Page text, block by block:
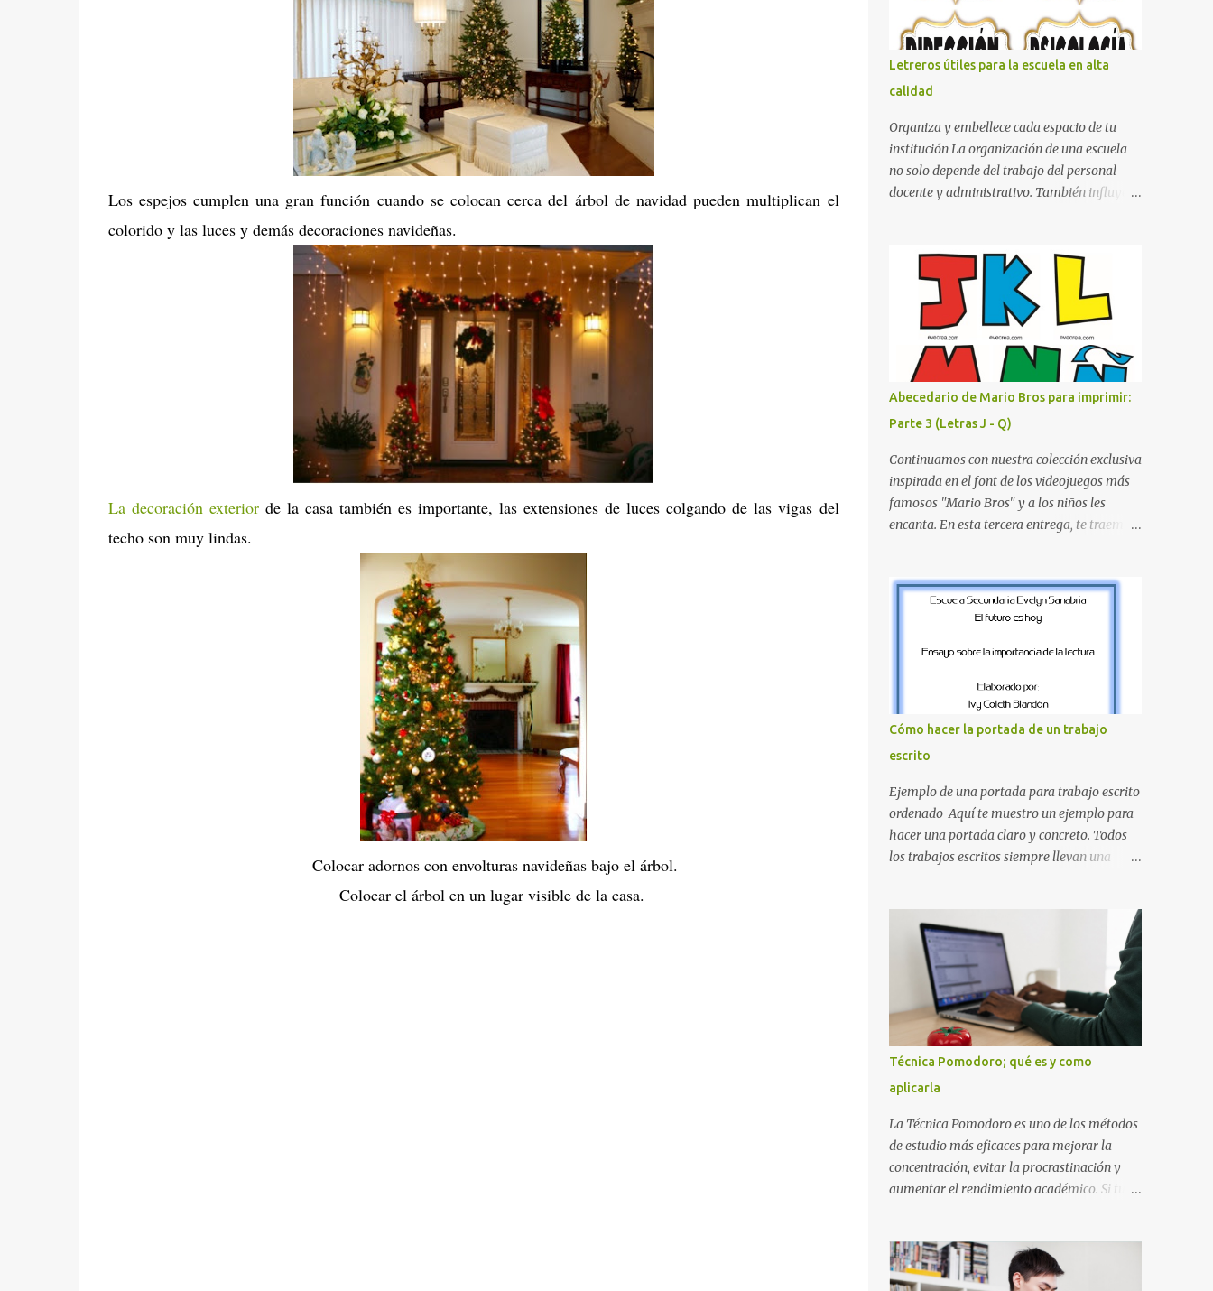
Los espejos cumplen una gran función cuando se colocan cerca del árbol de navidad pueden multiplican el
colorido y las luces y demás decoraciones navideñas.
La decoración exteriorde la casa también es importante, las extensiones de luces colgando de las vigas del
techo son muy lindas.
Colocar adornos con envolturas navideñas bajo el árbol.
Colocar el árbol en un lugar visible de la casa.
reconocido por décadas. En esta primera
sección, el abecedario nos presenta:
Identidad Visual: Un diseño de bloques con
bordes negros gruesos que resaltan sobre
cualquier fondo. Paleta de Colores: Una
secuencia dinámica que alterna entre el rojo
de Mario, el verde de Luigi, y los tonos azul y
amarillo clásicos de los elementos del juego.
Contenido Actual: La imagen muestra la
divertido que define a toda la colección.
Primera parte del juego de letras in...
Letreros útiles para la escuela en alta
calidad
Organiza y embellece cada espacio de tu
institución La organización de una escuela
no solo depende del trabajo del personal
docente y administrativo. También influye la
una función práctica al orientar a
estudiantes, padres de familia, docentes y
visitantes, pero además aportan un toque
decorativo que hace que la institución luzca
más ordenada, moderna y acogedora.
Pensando en esta necesidad, he diseñado
una colección de letreros útiles para la
escuela con un estilo elegante, fácil de leer y
listo para imprimir en alta calidad. Su diseño
busca combinar funcionalidad y estética,
logrando que cualquier institución educativa
proyecte una imagen más organizada y
profesional. ¿Por qué son importantes los
quienes visitan la institución por primera
vez, encontrar la biblioteca, la dirección o un
aula específica puede resultar c...
Abecedario de Mario Bros para imprimir:
Parte 3 (Letras J - Q)
Continuamos con nuestra colección exclusiva
inspirada en el font de los videojuegos más
famosos "Mario Bros" y a los niños les
encanta. En esta tercera entrega, te traemos
que hemos incluido la letra Ñ , esencial para
todos nuestros proyectos en español. Bloque
la Q ¿Qué incluye este bloque de letras? En
imágenes individuales en alta resolución de
las siguientes letras: Letras vibrantes : La J y
la M en el clásico rojo de la gorra de Mario.
Tonos azules : La K y la Ñ , que destacan por
su diseño limpio y audaz. Colores
secundarios : La L y la Q en amarillo
brillante, junto con la N y la P en un verde
inspirado en los niveles de los juegos.
carac...
Cómo hacer la portada de un trabajo
escrito
Ejemplo de una portada para trabajo escrito
ordenado Aquí te muestro un ejemplo para
hacer una portada claro y concreto. Todos
los trabajos escritos siempre llevan una
portada con todos los datos que se necesitan
para presentar durante todo tu ciclo escolar.
Y si tienes amigos también puedes
compartir el enlace de este artículo para que
así como a ti también ellos se puedan guiar
con esta explicación. Los datos esenciales
para una portada para presentar un trabajo
escrito a mano o impreso son los siguientes
y en este orden: Nombre de la escuela o del
instituto (Es muy importante este dato)
Título del trabajo (Puede ser: Ensayo sobre
la lectura, o Informe de computación)
Nombre completo del alumno que va a
maestro o catedrático Ciudad y fecha...
Técnica Pomodoro; qué es y como
aplicarla
La Técnica Pomodoro es uno de los métodos
de estudio más eficaces para mejorar la
concentración, evitar la procrastinación y
aumentar el rendimiento académico. Si tu
cada minuto de estudio sin sentirte agotado.
Técnica Pomodoro: qué es, cómo funciona y